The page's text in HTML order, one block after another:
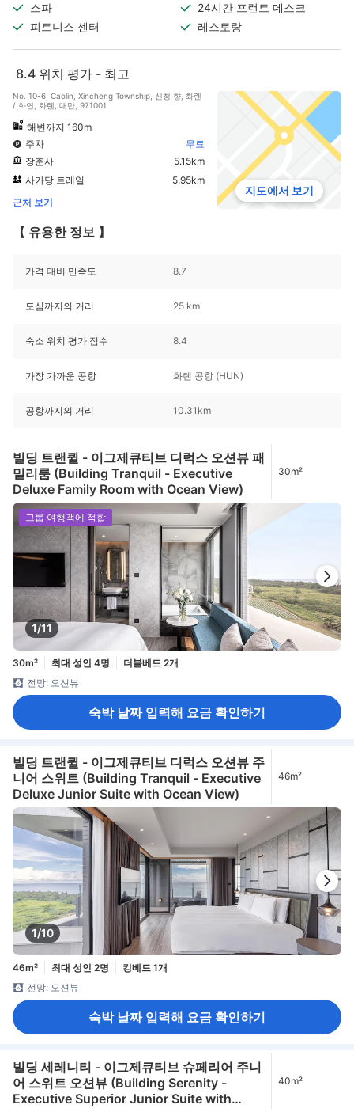
스파
24시간 프런트 데스크
피트니스 센터
레스토랑
8.4 위치 평가 - 최고
No. 10-6, Caolin, Xincheng Township, 신청 향, 화롄
/ 화연, 화롄, 대만, 971001
해변까지 160m
주차
무료
장춘사
5.15km
사카당 트레일
5.95km
근처 보기
지도에서 보기
【 유용한 정보 】
가격 대비 만족도 8.7
도심까지의 거리 25 km
숙소 위치 평가 점수 8.4
가장 가까운 공항 화롄 공항 (HUN)
공항까지의 거리 10.31km
빌딩 트랜퀼 - 이그제큐티브 디럭스 오션뷰 패
밀리룸 (Building Tranquil - Executive
Deluxe Family Room with Ocean View)
30m²
1/11
그룹 여행객에 적합
30m² 최대 성인 4명
더블베드 2개
전망: 오션뷰
숙박 날짜 입력해 요금 확인하기
빌딩 트랜퀼 - 이그제큐티브 디럭스 오션뷰 주
니어 스위트 (Building Tranquil - Executive
Deluxe Junior Suite with Ocean View)
46m²
1/10
46m² 최대 성인 2명
킹베드 1개
전망: 오션뷰
숙박 날짜 입력해 요금 확인하기
빌딩 세레니티 - 이그제큐티브 슈페리어 주니
어 스위트 오션뷰 (Building Serenity -
Executive Superior Junior Suite with
40m²